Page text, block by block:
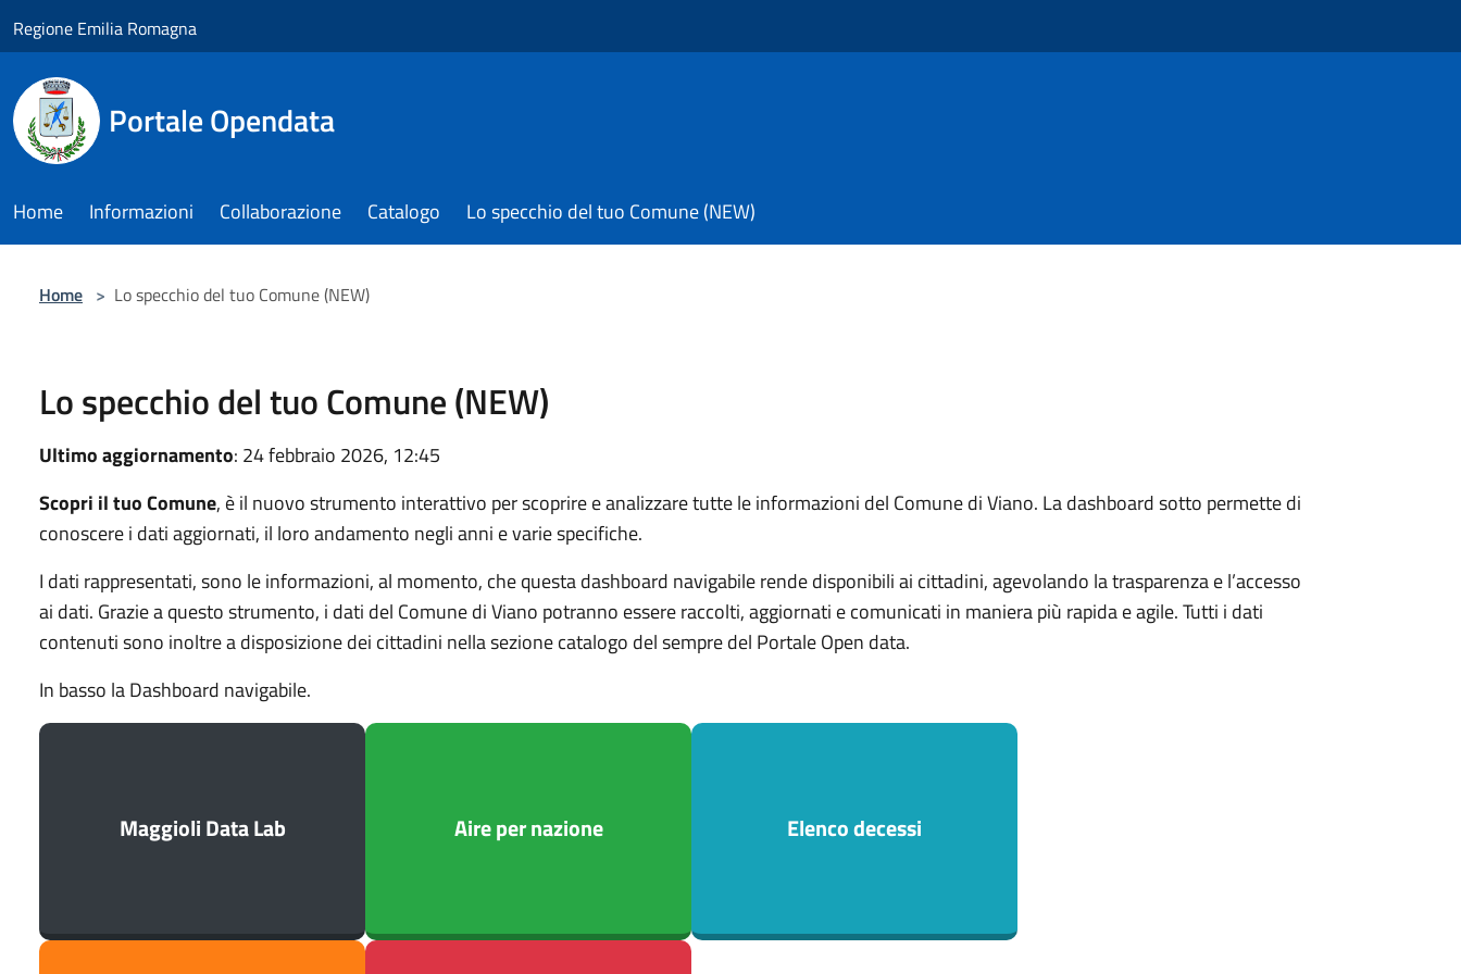
Regione Emilia Romagna
Portale Opendata
Home Informazioni Collaborazione Catalogo Lo specchio del tuo Comune (NEW)
Home > Lo specchio del tuo Comune (NEW)
Lo specchio del tuo Comune (NEW)
Ultimo aggiornamento: 24 febbraio 2026, 12:45
Scopri il tuo Comune, è il nuovo strumento interattivo per scoprire e analizzare tutte le informazioni del Comune di Viano. La dashboard sotto permette di
conoscere i dati aggiornati, il loro andamento negli anni e varie specifiche.
I dati rappresentati, sono le informazioni, al momento, che questa dashboard navigabile rende disponibili ai cittadini, agevolando la trasparenza e l’accesso
ai dati. Grazie a questo strumento, i dati del Comune di Viano potranno essere raccolti, aggiornati e comunicati in maniera più rapida e agile. Tutti i dati
contenuti sono inoltre a disposizione dei cittadini nella sezione catalogo del sempre del Portale Open data.
In basso la Dashboard navigabile.
Maggioli Data Lab Aire per nazione Elenco decessi